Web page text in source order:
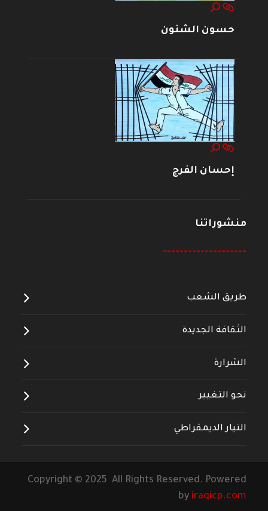
حسون الشنون
إحسان الفرج
منشوراتنا
--------------------
طريق الشعب
الثقافة الجديدة
الشرارة
نحو التغيير
التيار الديمقراطي
Copyright © 2025 All Rights Reserved. Powered
by iraqicp.com